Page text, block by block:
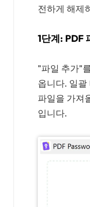
전하게 해제
1단계: PDF
"파일 추가"
옵니다. 일
파일을 가져
입니다.